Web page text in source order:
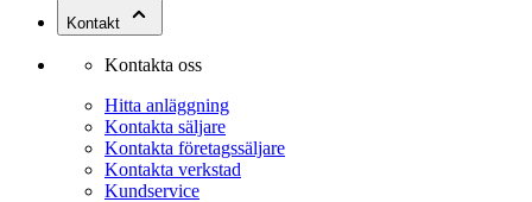
Kontakt
Kontakta oss
Hitta anläggning
Kontakta säljare
Kontakta företagssäljare
Kontakta verkstad
Kundservice